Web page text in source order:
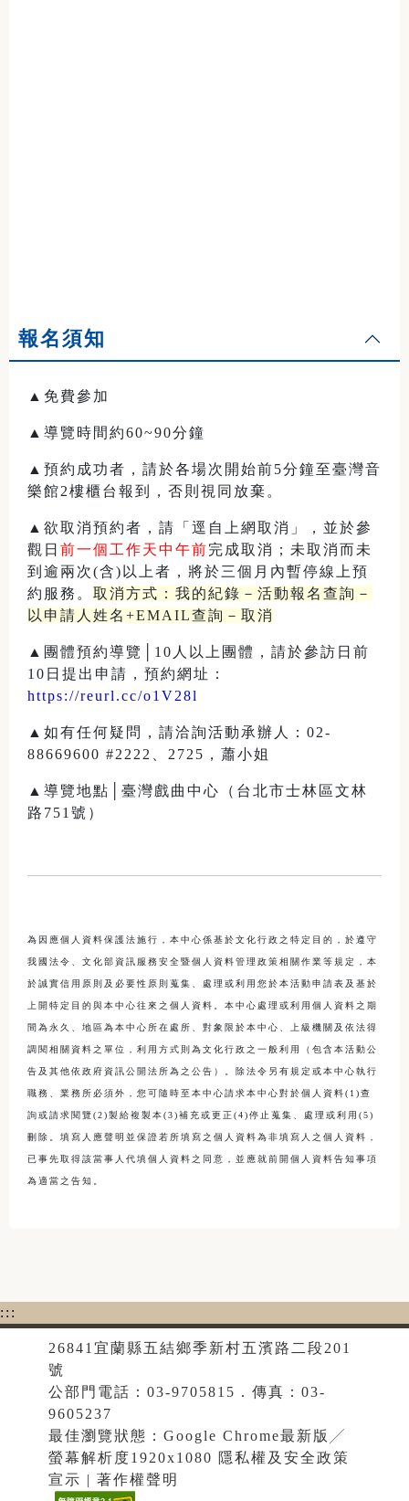
報名須知
▲免費參加
▲導覽時間約60~90分鐘
▲預約成功者，請於各場次開始前5分鐘至臺灣音
樂館2樓櫃台報到，否則視同放棄。
▲欲取消預約者，請「逕自上網取消」，並於參
觀日 前一個工作天中午前完成取消；未取消而未
到逾兩次(含)以上者，將於三個月內暫停線上預
約服務。 取消方式：我的紀錄－活動報名查詢－
以申請人姓名+EMAIL查詢－取消
▲團體預約導覽│10人以上團體，請於參訪日前
10日提出申請，預約網址：
https://reurl.cc/o1V28l
▲如有任何疑問，請洽詢活動承辦人：02-
88669600 #2222、2725，蕭小姐
▲導覽地點│臺灣戲曲中心（台北市士林區文林
路751號）
為因應個人資料保護法施行，本中心係基於文化行政之特定目的，於遵守
我國法令、文化部資訊服務安全暨個人資料管理政策相關作業等規定，本
於誠實信用原則及必要性原則蒐集、處理或利用您於本活動申請表及基於
上開特定目的與本中心往來之個人資料。本中心處理或利用個人資料之期
間為永久、地區為本中心所在處所、對象限於本中心、上級機關及依法得
調閱相關資料之單位，利用方式則為文化行政之一般利用（包含本活動公
告及其他依政府資訊公開法所為之公告）。除法令另有規定或本中心執行
職務、業務所必須外，您可隨時至本中心請求本中心對於個人資料(1)查
詢或請求閱覽(2)製給複製本(3)補充或更正(4)停止蒐集、處理或利用(5)
刪除。填寫人應聲明並保證若所填寫之個人資料為非填寫人之個人資料，
已事先取得該當事人代填個人資料之同意，並應就前開個人資料告知事項
為適當之告知。
:::
26841宜蘭縣五結鄉季新村五濱路二段201
號
公部門電話：03-9705815．傳真：03-
9605237
最佳瀏覽狀態：Google Chrome最新版╱
螢幕解析度1920x1080 隱私權及安全政策
宣示 | 著作權聲明